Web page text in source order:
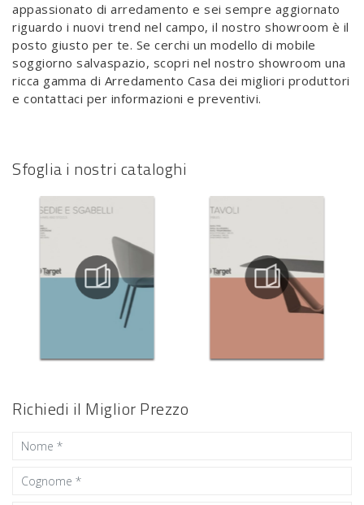
appassionato di arredamento e sei sempre aggiornato
riguardo i nuovi trend nel campo, il nostro showroom è il
posto giusto per te. Se cerchi un modello di mobile
soggiorno salvaspazio, scopri nel nostro showroom una
ricca gamma di Arredamento Casa dei migliori produttori
e contattaci per informazioni e preventivi.
Sfoglia i nostri cataloghi
Richiedi il Miglior Prezzo